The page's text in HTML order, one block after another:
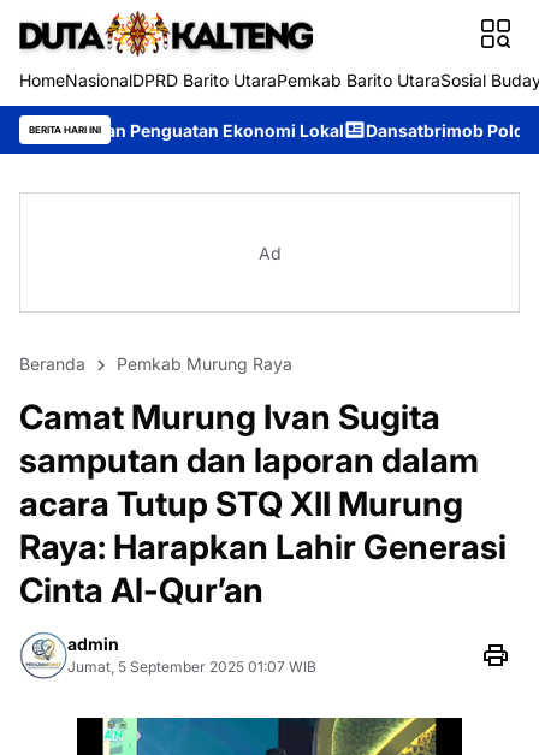
HomeNasionalDPRD Barito UtaraPemkab Barito UtaraSosial
BERITA HARI INI
Ekonomi Lokal Dansatbrimob Polda Kalteng Pimpin
Ad
Beranda Pemkab Murung Raya
Camat Murung Ivan Sugita
samputan dan laporan dalam
acara Tutup STQ XII Murung
Raya: Harapkan Lahir Generasi
Cinta Al-Qur’an
admin
Jumat, 5 September 2025 01:07 WIB